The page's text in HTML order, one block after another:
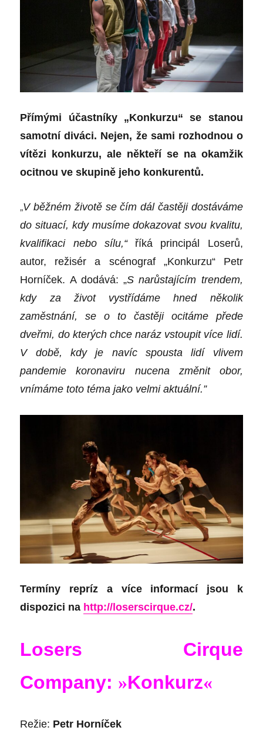
Přímými účastníky „Konkurzu“ se stanou
samotní diváci. Nejen, že sami rozhodnou o
vítězi konkurzu, ale někteří se na okamžik
ocitnou ve skupině jeho konkurentů.
„V běžném životě se čím dál častěji dostáváme
do situací, kdy musíme dokazovat svou kvalitu,
kvalifikaci nebo sílu,“říká principál Loserů,
autor, režisér a scénograf „Konkurzu“ Petr
Horníček. A dodává: „S narůstajícím trendem,
kdy za život vystřídáme hned několik
zaměstnání, se o to častěji ocitáme přede
dveřmi, do kterých chce naráz vstoupit více lidí.
V době, kdy je navíc spousta lidí vlivem
pandemiekoronaviru nucena změnit obor,
vnímáme toto téma jako velmi aktuální.”
Termíny repríz a více informací jsou k
dispozici na http://loserscirque.cz/.
Losers Cirque
Company: »Konkurz«
Režie: Petr Horníček